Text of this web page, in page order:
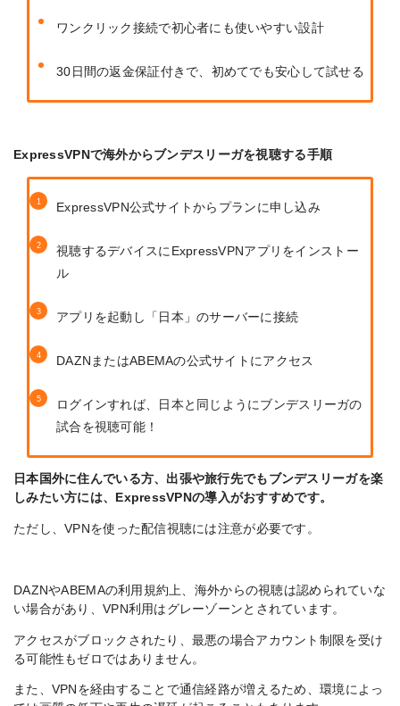
ワンクリック接続で初心者にも使いやすい設計
30日間の返金保証付きで、初めてでも安心して試せる
ExpressVPNで海外からブンデスリーガを視聴する手順
ExpressVPN公式サイトからプランに申し込み
視聴するデバイスにExpressVPNアプリをインストー
ル
アプリを起動し「日本」のサーバーに接続
DAZNまたはABEMAの公式サイトにアクセス
ログインすれば、日本と同じようにブンデスリーガの
試合を視聴可能！
日本国外に住んでいる方、出張や旅行先でもブンデスリーガを楽
しみたい方には、ExpressVPNの導入がおすすめです。
ただし、VPNを使った配信視聴には注意が必要です。
DAZNやABEMAの利用規約上、海外からの視聴は認められていな
い場合があり、 VPN利用はグレーゾーン とされています。
アクセスがブロックされたり、最悪の場合アカウント制限を受け
る可能性もゼロではありません。
また、VPNを経由することで通信経路が増えるため、 環境によっ